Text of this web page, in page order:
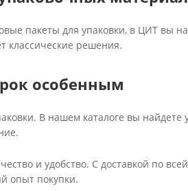
пакеты для упаковки, в ЦИТ вы
классические решения.
особенным
В нашем каталоге вы
и удобство. С доставкой по
опыт покупки.